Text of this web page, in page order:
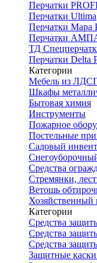
Перчатки
Перчатки Ultima
Перчатки Мара
Перчатки
ТД
Перчатки Delta
Категории
Мебель из
Шкафы
Бытовая химия
Инструменты
Пожарное
Постельные
Садовый
Средства
Стремянки,
Ветошь
Хозяйственный
Категории
Средства
Средства
Средства
Защитные каски